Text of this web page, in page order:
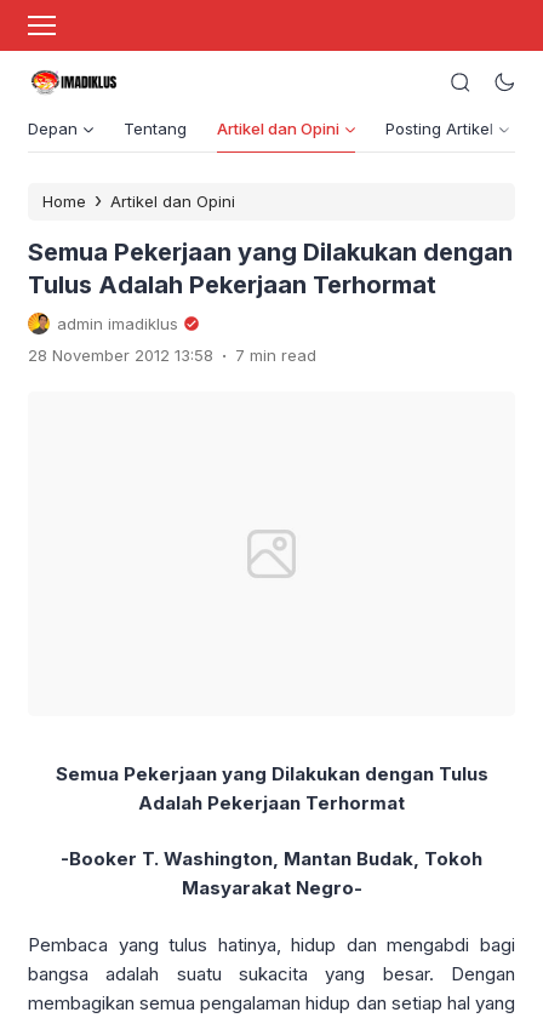
Depan Tentang Artikel dan Opini Posting Artikel
Home › Artikel dan Opini
Semua Pekerjaan yang Dilakukan dengan
Tulus Adalah Pekerjaan Terhormat
admin imadiklus
28 November 2012 13:58 . 7 min read
Semua Pekerjaan yang Dilakukan dengan Tulus
Adalah Pekerjaan Terhormat
-Booker T. Washington, Mantan Budak, Tokoh
Masyarakat Negro-
Pembaca yang tulus hatinya, hidup dan mengabdi bagi
bangsa adalah suatu sukacita yang besar. Dengan
membagikan semua pengalaman hidup dan setiap hal yang